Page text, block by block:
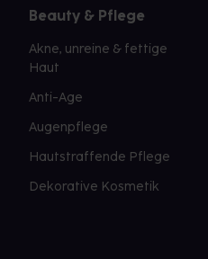
Beauty & Pflege
Akne, unreine & fettige
Haut
Anti-Age
Augenpflege
Hautstraffende Pflege
Dekorative Kosmetik